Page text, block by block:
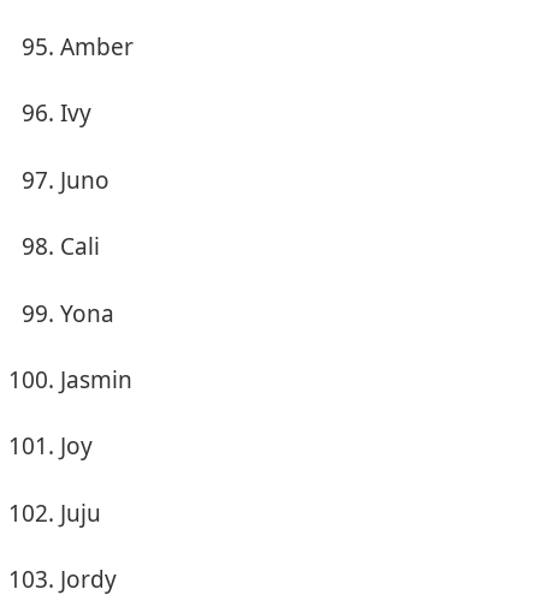
Amber
Ivy
Juno
Cali
Yona
Jasmin
Joy
Juju
Jordy